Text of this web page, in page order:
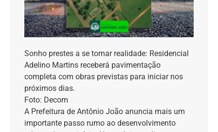
Sonho prestes a se tornar realidade: Residencial
Adelino Martins receberá pavimentação
completa com obras previstas para iniciar nos
próximos dias.
Foto: Decom
A Prefeitura de Antônio João anuncia mais um
importante passo rumo ao desenvolvimento